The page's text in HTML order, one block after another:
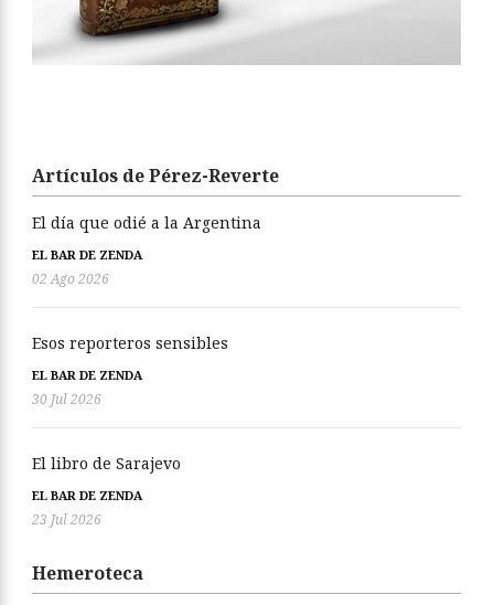
Artículos de Pérez-Reverte
El día que odié a la Argentina
EL BAR DE ZENDA
02 Ago 2026
Esos reporteros sensibles
EL BAR DE ZENDA
30 Jul 2026
El libro de Sarajevo
EL BAR DE ZENDA
23 Jul 2026
Hemeroteca